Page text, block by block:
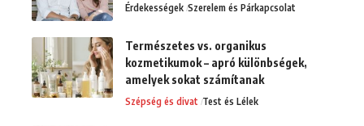
Érdekességek Szerelem és Párkapcsolat
Természetes vs. organikus
kozmetikumok – apró különbségek,
amelyek sokat számítanak
Szépség és divat Test és Lélek